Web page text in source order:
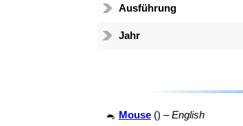
Ausführung
Jahr
🐁 Mouse() –English